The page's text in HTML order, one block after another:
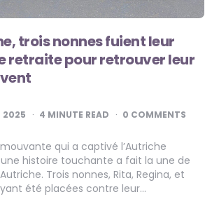
trois nonnes fuient leur
retraite pour retrouver leur
2025 4 MINUTE READ 0 COMMENTS
qui a captivé l’Autriche
histoire touchante a fait la une de
Trois nonnes, Rita, Regina, et
été placées contre leur…